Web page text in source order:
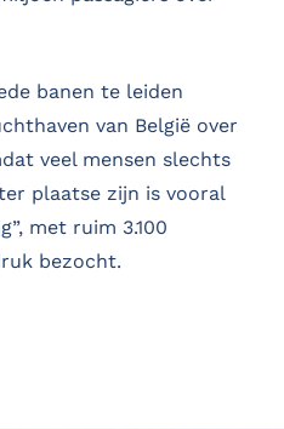
banen te leiden
van België over
veel mensen slechts
plaatse zijn is vooral
met ruim 3.100
bezocht.